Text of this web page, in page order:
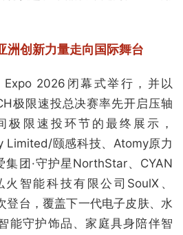
洲创新力量走向国际舞台
Expo 2026闭幕式举行，并以
极限速投总决赛率先开启压轴
极限速投环节的最终展示，
Limited/颐感科技、Atomy原力
团·守护星NorthStar、CYAN
智能科技有限公司SoulX、
登台，覆盖下一代电子皮肤、水
能守护饰品、家庭具身陪伴智